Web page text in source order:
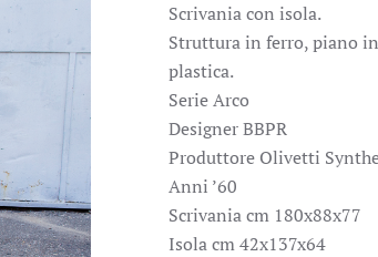
Scrivania con isola.
Struttura in ferro, piano
plastica.
Serie Arco
Designer BBPR
Produttore Olivetti
Anni ’60
Scrivania cm 180x88x77
Isola cm 42x137x64